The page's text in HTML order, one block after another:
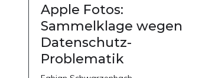
Apple Fotos:
Sammelklage wegen
Datenschutz-
Problematik